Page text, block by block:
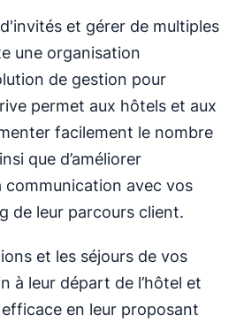
et gérer de multiples
une organisation
de gestion pour
permet aux hôtels et aux
facilement le nombre
que d’améliorer
communication avec vos
de leur parcours client.
et les séjours de vos
à leur départ de l’hôtel et
en leur proposant